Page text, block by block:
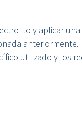
y aplicar
utilizado y los